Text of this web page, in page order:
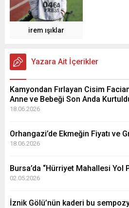
irem ışıklar
Yazara Ait İçerikler
Kamyondan Fırlayan Cisim
Anne ve Bebeği Son Anda
18.06.2026
Orhangazi’de Ekmeğin Fiyatı ve
18.06.2026
Bursa’da “Hürriyet Mahallesi Yol
02.05.2026
İznik Gölü’nün kaderi bu